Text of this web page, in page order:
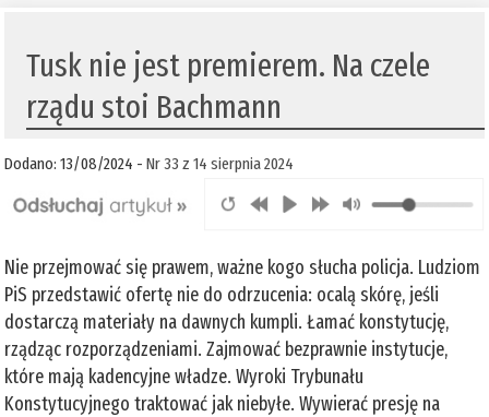
Tusk nie jest premierem. Na czele
rządu stoi Bachmann
Dodano: 13/08/2024 -Nr 33 z 14 sierpnia 2024
Nie przejmować się prawem, ważne kogo słucha policja. Ludziom
PiS przedstawić ofertę nie do odrzucenia: ocalą skórę, jeśli
dostarczą materiały na dawnych kumpli. Łamać konstytucję,
rządząc rozporządzeniami. Zajmować bezprawnie instytucje,
które mają kadencyjne władze. Wyroki Trybunału
Konstytucyjnego traktować jak niebyłe. Wywierać presję na